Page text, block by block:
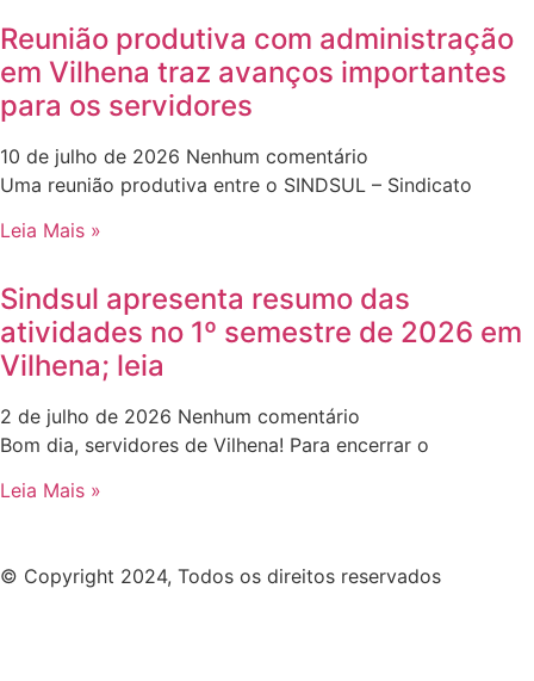
Reunião produtiva com administração
em Vilhena traz avanços importantes
para os servidores
10 de julho de 2026 Nenhum comentário
Uma reunião produtiva entre o SINDSUL – Sindicato
Leia Mais »
Sindsul apresenta resumo das
atividades no 1º semestre de 2026 em
Vilhena; leia
2 de julho de 2026 Nenhum comentário
Bom dia, servidores de Vilhena! Para encerrar o
Leia Mais »
© Copyright 2024, Todos os direitos reservados